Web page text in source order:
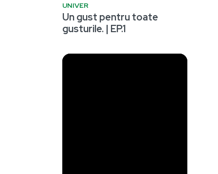
UNIVER
Un gust pentru toate
gusturile. | EP.1